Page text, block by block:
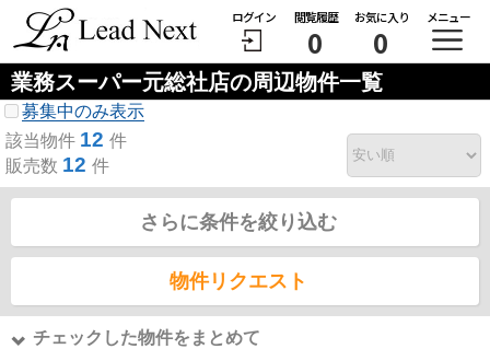
ログイン 閲覧履歴
0
お気に入り
0
メニュー
業務スーパー元総社店の周辺物件一覧
募集中のみ表示
該当物件 12 件
販売数 12 件
さらに条件を絞り込む
物件リクエスト
チェックした物件をまとめて